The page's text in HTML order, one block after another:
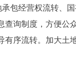
经营权流转、国
查询制度，方便公
有序流转。加大土